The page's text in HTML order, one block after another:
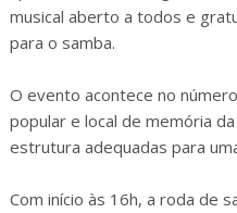
musical aberto a todos e
para o samba.
O evento acontece no
popular e local de memória
estrutura adequadas para
Com início às 16h, a roda de